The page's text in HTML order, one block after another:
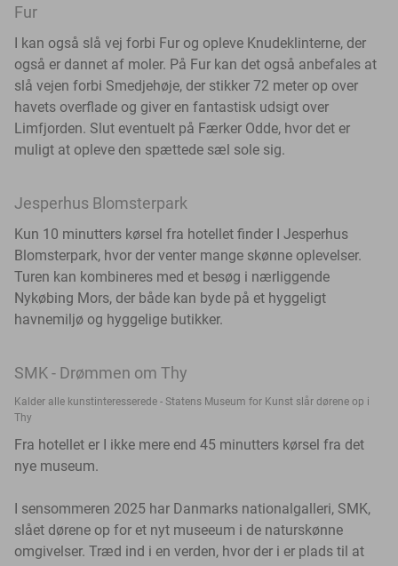
Fur
I kan også slå vej forbi Fur og opleve Knudeklinterne, der
også er dannet af moler. På Fur kan det også anbefales at
slå vejen forbi Smedjehøje, der stikker 72 meter op over
havets overflade og giver en fantastisk udsigt over
Limfjorden. Slut eventuelt på Færker Odde, hvor det er
muligt at opleve den spættede sæl sole sig.
Jesperhus Blomsterpark
Kun 10 minutters kørsel fra hotellet finder I Jesperhus
Blomsterpark, hvor der venter mange skønne oplevelser.
Turen kan kombineres med et besøg i nærliggende
Nykøbing Mors, der både kan byde på et hyggeligt
havnemiljø og hyggelige butikker.
SMK - Drømmen om Thy
Kalder alle kunstinteresserede - Statens Museum for Kunst slår dørene op i
Thy
Fra hotellet er I ikke mere end 45 minutters kørsel fra det
nye museum.
I sensommeren 2025 har Danmarks nationalgalleri, SMK,
slået dørene op for et nyt museeum i de naturskønne
omgivelser. Træd ind i en verden, hvor der i er plads til at